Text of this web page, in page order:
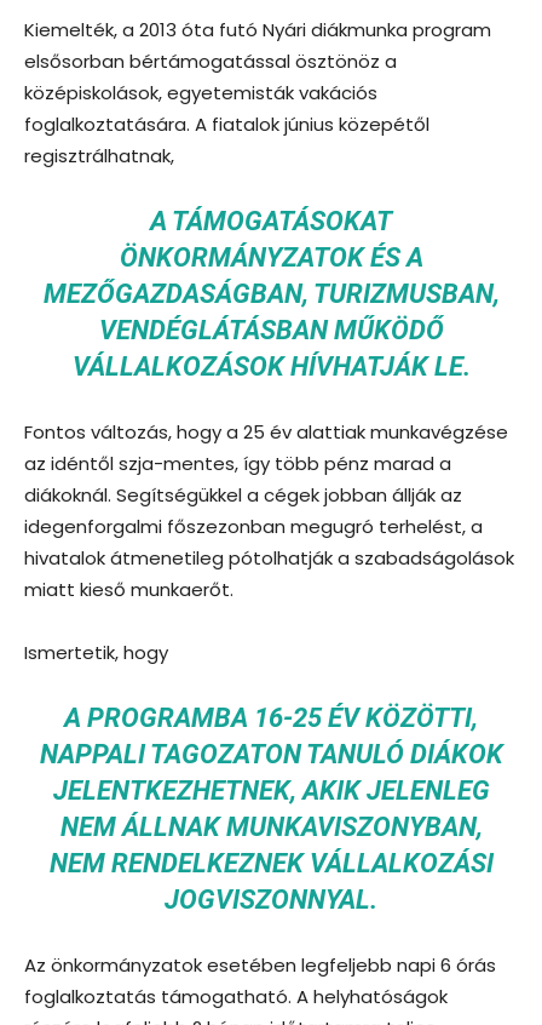
Kiemelték, a 2013 óta futó Nyári diákmunka program
elsősorban bértámogatással ösztönöz a
középiskolások, egyetemisták vakációs
foglalkoztatására. A fiatalok június közepétől
regisztrálhatnak,
A TÁMOGATÁSOKAT
ÖNKORMÁNYZATOK ÉS A
MEZŐGAZDASÁGBAN, TURIZMUSBAN,
VENDÉGLÁTÁSBAN MŰKÖDŐ
VÁLLALKOZÁSOK HÍVHATJÁK LE.
Fontos változás, hogy a 25 év alattiak munkavégzése
az idéntől szja-mentes, így több pénz marad a
diákoknál. Segítségükkel a cégek jobban állják az
idegenforgalmi főszezonban megugró terhelést, a
hivatalok átmenetileg pótolhatják a szabadságolások
miatt kieső munkaerőt.
Ismertetik, hogy
A PROGRAMBA 16-25 ÉV KÖZÖTTI,
NAPPALI TAGOZATON TANULÓ DIÁKOK
JELENTKEZHETNEK, AKIK JELENLEG
NEM ÁLLNAK MUNKAVISZONYBAN,
NEM RENDELKEZNEK VÁLLALKOZÁSI
JOGVISZONNYAL.
Az önkormányzatok esetében legfeljebb napi 6 órás
foglalkoztatás támogatható. A helyhatóságok